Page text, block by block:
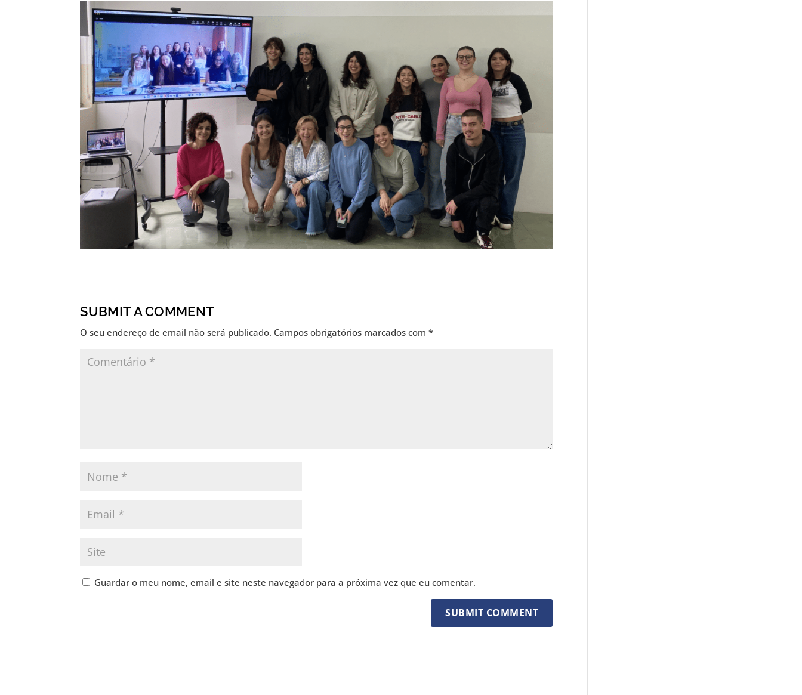
SUBMIT A COMMENT
O seu endereço de email não será publicado. Campos obrigatórios marcados com*
Guardar o meu nome, email e site neste navegador para a próxima vez que eu comentar.